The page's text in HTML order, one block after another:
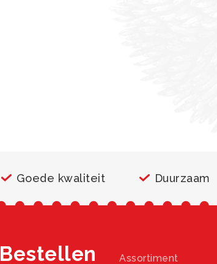
Goede kwaliteit Duurzaam
Bestellen Assortiment